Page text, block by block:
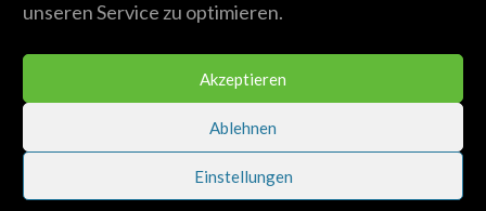
unseren Service zu optimieren.
Akzeptieren
Ablehnen
Einstellungen